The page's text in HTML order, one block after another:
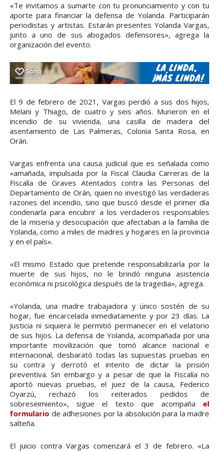
«Te invitamos a sumarte con tu pronunciamiento y con tu
aporte para financiar la defensa de Yolanda. Participarán
periodistas y artistas. Estarán presentes Yolanda Vargas,
junto a uno de sus abogados defensores», agrega la
organización del evento.
El 9 de febrero de 2021, Vargas perdió a sus dos hijos,
Melani y Thiago, de cuatro y seis años. Murieron en el
incendio de su vivienda, una casilla de madera del
asentamiento de Las Palmeras, Colonia Santa Rosa, en
Orán.
Vargas enfrenta una causa judicial que es señalada como
«amañada, impulsada por la Fiscal Claudia Carreras de la
Fiscalía de Graves Atentados contra las Personas del
Departamento de Orán, quien no investigó las verdaderas
razones del incendio, sino que buscó desde el primer día
condenarla para encubrir a los verdaderos responsables
de la miseria y desocupación que afectaban a la familia de
Yolanda, como a miles de madres y hogares en la provincia
y en el país».
«El mismo Estado que pretende responsabilizarla por la
muerte de sus hijos, no le brindó ninguna asistencia
económica ni psicológica después de la tragedia», agrega.
«Yolanda, una madre trabajadora y único sostén de su
hogar, fue encarcelada inmediatamente y por 23 días. La
Justicia ni siquiera le permitió permanecer en el velatorio
de sus hijos. La defensa de Yolanda, acompañada por una
importante movilización que tomó alcance nacional e
internacional, desbarató todas las supuestas pruebas en
su contra y derrotó el intento de dictar la prisión
preventiva. Sin embargo y a pesar de que la Fiscalía no
aportó nuevas pruebas, el juez de la causa, Federico
Oyarzú, rechazó los reiterados pedidos de
sobreseimiento», sigue el texto que acompaña el
formulario de adhesiones por la absolución para la madre
salteña.
El juicio contra Vargas comenzará el 3 de febrero. «La